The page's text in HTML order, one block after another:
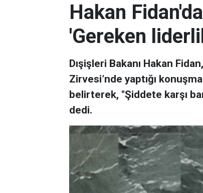
Hakan
'Gereken
Dışişleri Bakanı Hakan
Zirvesi’nde yaptığı
belirterek, "Şiddete karşı
dedi.